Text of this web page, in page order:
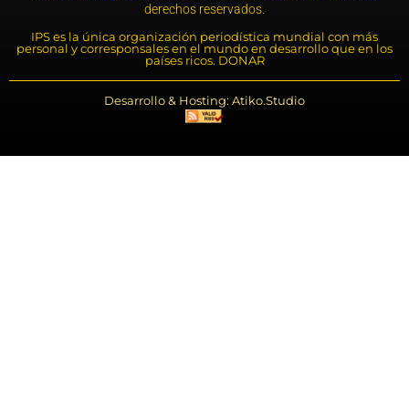
derechos reservados.
IPS es la única organización periodística mundial con más
personal y corresponsales en el mundo en desarrollo que en los
países ricos. DONAR
Desarrollo & Hosting: Atiko.Studio